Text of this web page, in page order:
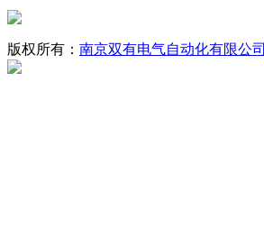
版权所有： 南京双有电气自动化有限公司